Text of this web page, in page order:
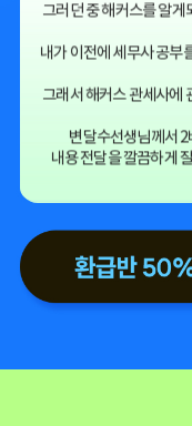
내가 이전에 세무사 공부
그래서 해커스 관세사에
변달수선생님께서
내용 전달을 깔끔하게
타사이트와 달리 배속
그리고 이번에 런칭기념
조건이 워낙 좋아서 이